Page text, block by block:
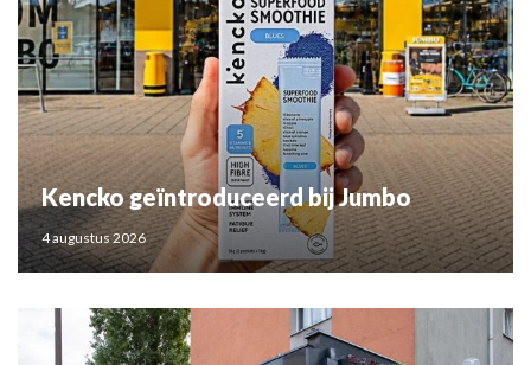
Kencko geïntroduceerd bij Jumbo
4 augustus 2026